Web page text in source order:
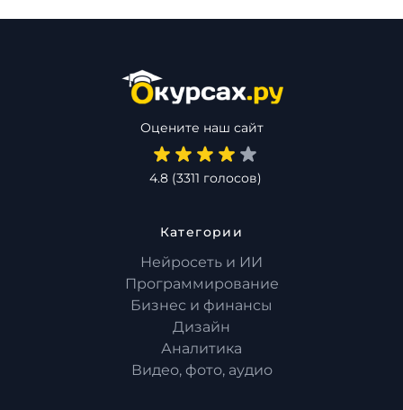
Оцените наш сайт
4.8(3311 голосов)
Категории
Нейросеть и ИИ
Программирование
Бизнес и финансы
Дизайн
Аналитика
Видео, фото, аудио